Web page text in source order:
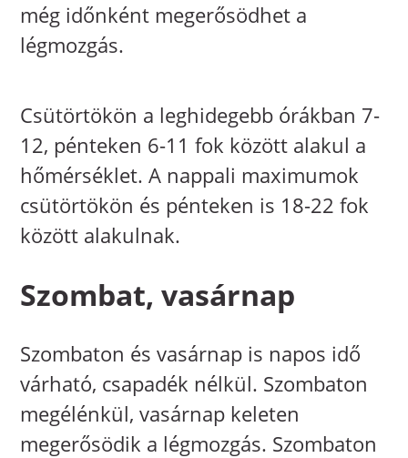
még időnként megerősödhet a
légmozgás.
Csütörtökön a leghidegebb órákban 7-
12, pénteken 6-11 fok között alakul a
hőmérséklet. A nappali maximumok
csütörtökön és pénteken is 18-22 fok
között alakulnak.
Szombat, vasárnap
Szombaton és vasárnap is napos idő
várható, csapadék nélkül. Szombaton
megélénkül, vasárnap keleten
megerősödik a légmozgás. Szombaton